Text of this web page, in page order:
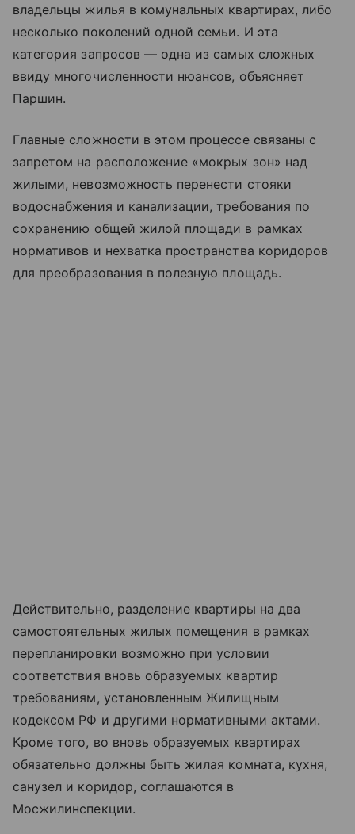
владельцы жилья в комунальных квартирах, либо
несколько поколений одной семьи. И эта
категория запросов — одна из самых сложных
ввиду многочисленности нюансов, объясняет
Паршин.
Главные сложности в этом процессе связаны с
запретом на расположение «мокрых зон» над
жилыми, невозможность перенести стояки
водоснабжения и канализации, требования по
сохранению общей жилой площади в рамках
нормативов и нехватка пространства коридоров
для преобразования в полезную площадь.
Действительно, разделение квартиры на два
самостоятельных жилых помещения в рамках
перепланировки возможно при условии
соответствия вновь образуемых квартир
требованиям, установленным Жилищным
кодексом РФ и другими нормативными актами.
Кроме того, во вновь образуемых квартирах
обязательно должны быть жилая комната, кухня,
санузел и коридор, соглашаются в
Мосжилинспекции.